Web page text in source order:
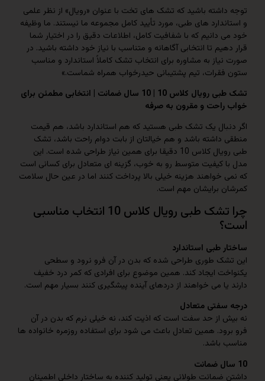
باشید که تشک‌ های تخت با عنوان «رویال» از نظر علمی
های طبی، مورد تأیید کامل مجموعه ما نیستند. ما وظیفه
که با شفافیت کامل، اطلاعات دقیق را در اختیار شما
تا انتخابی آگاهانه و متناسب با نیاز خود داشته باشید. در
به مشاوره برای انتخاب تشک کاملاً استاندارد و مناسب
تیم پشتیبانی حیدرخواب همراه شماست.»
تشک طبی رویال کلاس 10 | 10 سال ضمانت | انتخابی مطمئن برای
و مقرون به صرفه
یک تشک طبی هستید که هم استاندارد باشد، هم قیمت
باشد و هم خیالتان از بابت دوام راحت باشد، تشک
طبی رویال کلاس 10 دقیقا برای همین نیاز طراحی شده است. این
کیفیت متوسط رو به خوب، گزینه ای متعادل برای کسانی است
هزینه خیلی بالا پرداخت کنند اما در عین حال سلامت
برایشان مهم است.
چرا تشک طبی رویال کلاس 10 انتخاب مناسبی
طبی استاندارد
طوری طراحی شده که بدن در آن فرو نرود و سطحی
ایجاد کند. همین موضوع برای افرادی که کمر درد خفیف
می خواهند از دردهای آینده پیشگیری کنند بسیار مهم است.
متعادل
از حد سفت است که اذیت کند، نه خیلی نرم که بدن در آن
همین تعادل باعث می شود برای استفاده روزمره خانواده ها
باشد.
طولانی یعنی تولید کننده به ساختار داخلی اطمینان